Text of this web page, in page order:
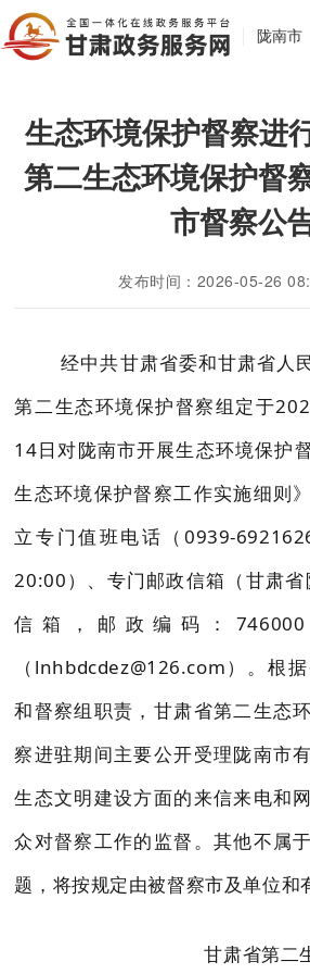
陇南市
生态环境保护督察进
第二生态环境保护督
市督察公
发布时间：2026-05-26
经中共甘肃省委和甘肃省人
第二生态环境保护督察组定于
14日对陇南市开展生态环境保护
生态环境保护督察工作实施细则
立专门值班电话（0939-
20:00）、专门邮政信箱（甘肃
信箱，邮政编码：
（lnhbdcdez@126.com）。根
和督察组职责，甘肃省第二生态
察进驻期间主要公开受理陇南市
生态文明建设方面的来信来电和
众对督察工作的监督。其他不属
题，将按规定由被督察市及单位和
甘肃省第二